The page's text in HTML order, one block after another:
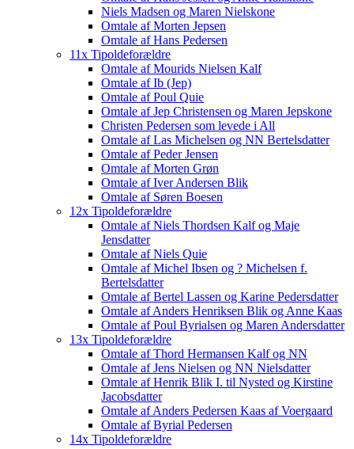
Niels Madsen og Maren Nielskone
Omtale af Morten Jepsen
Omtale af Hans Pedersen
11x Tipoldeforældre
Omtale af Mourids Nielsen Kalf
Omtale af Ib (Jep)
Omtale af Poul Quie
Omtale af Jep Christensen og Maren Jepskone
Christen Pedersen som levede i All
Omtale af Las Michelsen og NN Bertelsdatter
Omtale af Peder Jensen
Omtale af Morten Grøn
Omtale af Iver Andersen Blik
Omtale af Søren Boesen
12x Tipoldeforældre
Omtale af Niels Thordsen Kalf og Maje
Jensdatter
Omtale af Niels Quie
Omtale af Michel Ibsen og ? Michelsen f.
Bertelsdatter
Omtale af Bertel Lassen og Karine Pedersdatter
Omtale af Anders Henriksen Blik og Anne Kaas
Omtale af Poul Byrialsen og Maren Andersdatter
13x Tipoldeforældre
Omtale af Thord Hermansen Kalf og NN
Omtale af Jens Nielsen og NN Nielsdatter
Omtale af Henrik Blik I. til Nysted og Kirstine
Jacobsdatter
Omtale af Anders Pedersen Kaas af Voergaard
Omtale af Byrial Pedersen
14x Tipoldeforældre